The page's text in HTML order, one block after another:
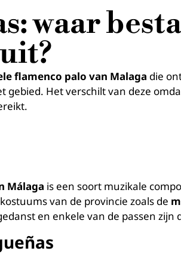
waar
flamenco palo van Malaga die
Het verschilt van deze
Málaga is een soort muzikale
van de provincie zoals de
en enkele van de passen zijn